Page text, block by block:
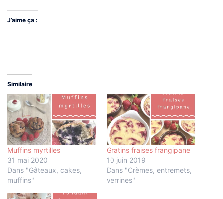
J’aime ça :
Similaire
Muffins myrtilles
31 mai 2020
Dans "Gâteaux, cakes,
muffins"
Gratins fraises frangipane
10 juin 2019
Dans "Crèmes, entremets,
verrines"